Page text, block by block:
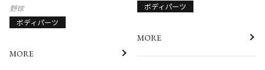
野球
ボディパーツ
MORE
ボディパーツ
MORE